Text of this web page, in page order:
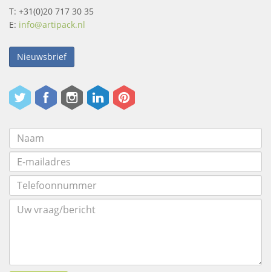
T: +31(0)20 717 30 35
E: info@artipack.nl
Nieuwsbrief